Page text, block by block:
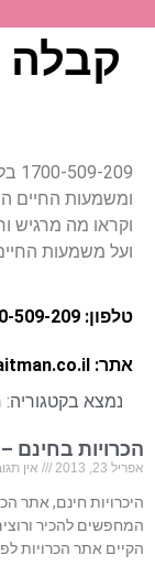
קבלה
ומשמעות החיים
וקראו מה מרגיש
ועל משמעות
טלפון: 1700-509-209
אתר: http://www.laitman.co.il
נמצא בקטגוריה:
הכרויות בחינם – LoveStory.co.il
אפריל 23, 2013 אין
היכרויות חינם, אתר
המחפשים להכיר
הקיים אתר הכרויות